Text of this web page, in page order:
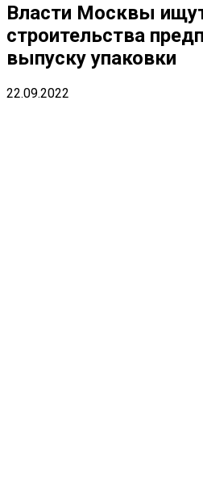
Власти Москвы
строительства
выпуску упаковки
22.09.2022